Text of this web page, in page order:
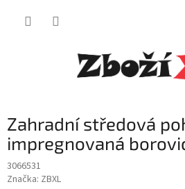
Zahradní středová
impregnovaná
3066531
Značka: ZBXL